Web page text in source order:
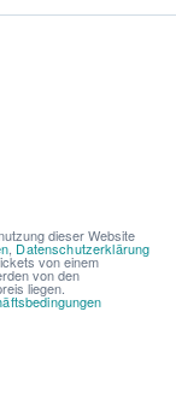
dieser Website
, Datenschutzerklärung
von einem
von den
liegen.